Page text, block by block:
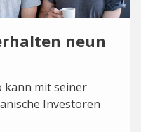
neun
kann mit seiner
Investoren